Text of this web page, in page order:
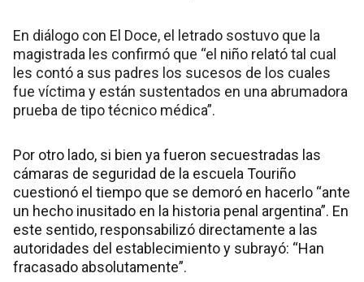
En diálogo con El Doce, el letrado sostuvo que la
magistrada les confirmó que “el niño relató tal cual
les contó a sus padres los sucesos de los cuales
fue víctima y están sustentados en una abrumadora
prueba de tipo técnico médica”.
Por otro lado, si bien ya fueron secuestradas las
cámaras de seguridad de la escuela Touriño
cuestionó el tiempo que se demoró en hacerlo “ante
un hecho inusitado en la historia penal argentina”. En
este sentido, responsabilizó directamente a las
autoridades del establecimiento y subrayó: “Han
fracasado absolutamente”.